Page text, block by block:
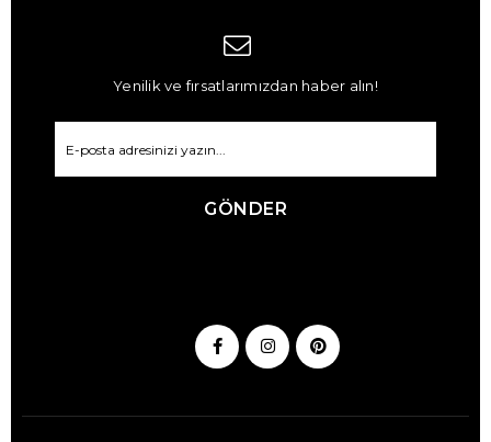
Yenilik ve fırsatlarımızdan haber alın!
GÖNDER